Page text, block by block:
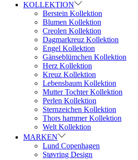
KOLLEKTION
Berstein Kollektion
Blumen Kollektion
Creolen Kollektion
Dagmarkreuz Kollektion
Engel Kollektion
Gänseblümchen Kollektion
Herz Kollektion
Kreuz Kollektion
Lebensbaum Kollektion
Mutter Tochter Kollektion
Perlen Kollektion
Sternzeichen Kollektion
Thors hammer Kollektion
Welt Kollektion
MARKEN
Lund Copenhagen
Støvring Design